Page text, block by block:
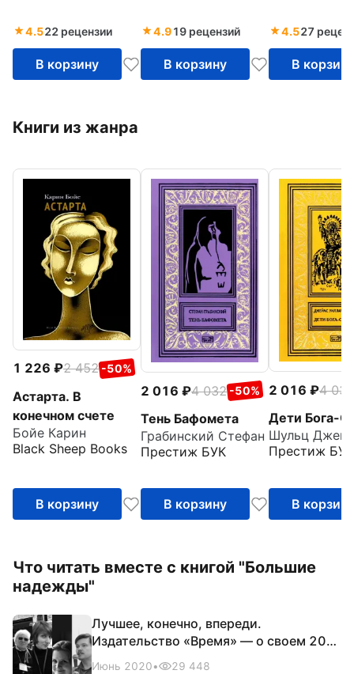
4.522 рецензии
В корзину
4.919 рецензий
В корзину
4.527
В корзину
Книги из жанра
1 226 2 452 -50%
Астарта. В
конечном счете
Бойе Карин
Black Sheep Books
В корзину
2 016 4 032 -50%
Тень Бафомета
Грабинский Стефан
Престиж БУК
В корзину
2 016
4 032
Дети Бога-
Престиж БУК
В корзину
Что читать вместе с книгой "Большие
надежды"
Лучшее, конечно, впереди.
Издательство «Время» — о своем 20-
летии
Июнь 2020• 29 448